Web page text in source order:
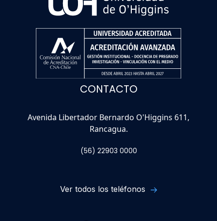
CONTACTO
Avenida Libertador Bernardo O'Higgins 611,
Rancagua.
(56) 22903 0000
Ver todos los teléfonos